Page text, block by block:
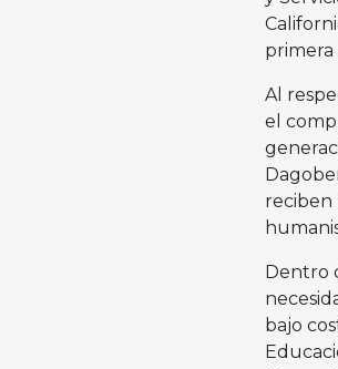
primera
Al
el
reciben
Dentro
bajo